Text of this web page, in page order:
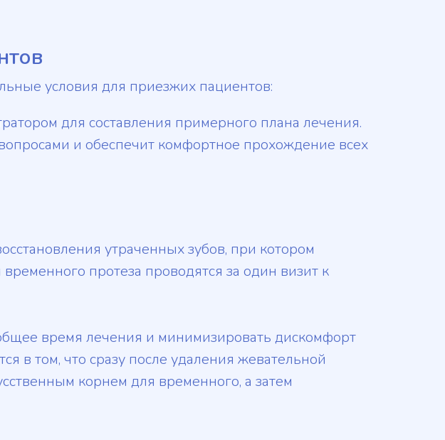
условия для приезжих пациентов:
для составления примерного плана лечения.
и обеспечит комфортное прохождение всех
утраченных зубов, при котором
протеза проводятся за один визит к
время лечения и минимизировать дискомфорт
в том, что сразу после удаления жевательной
корнем для временного, а затем